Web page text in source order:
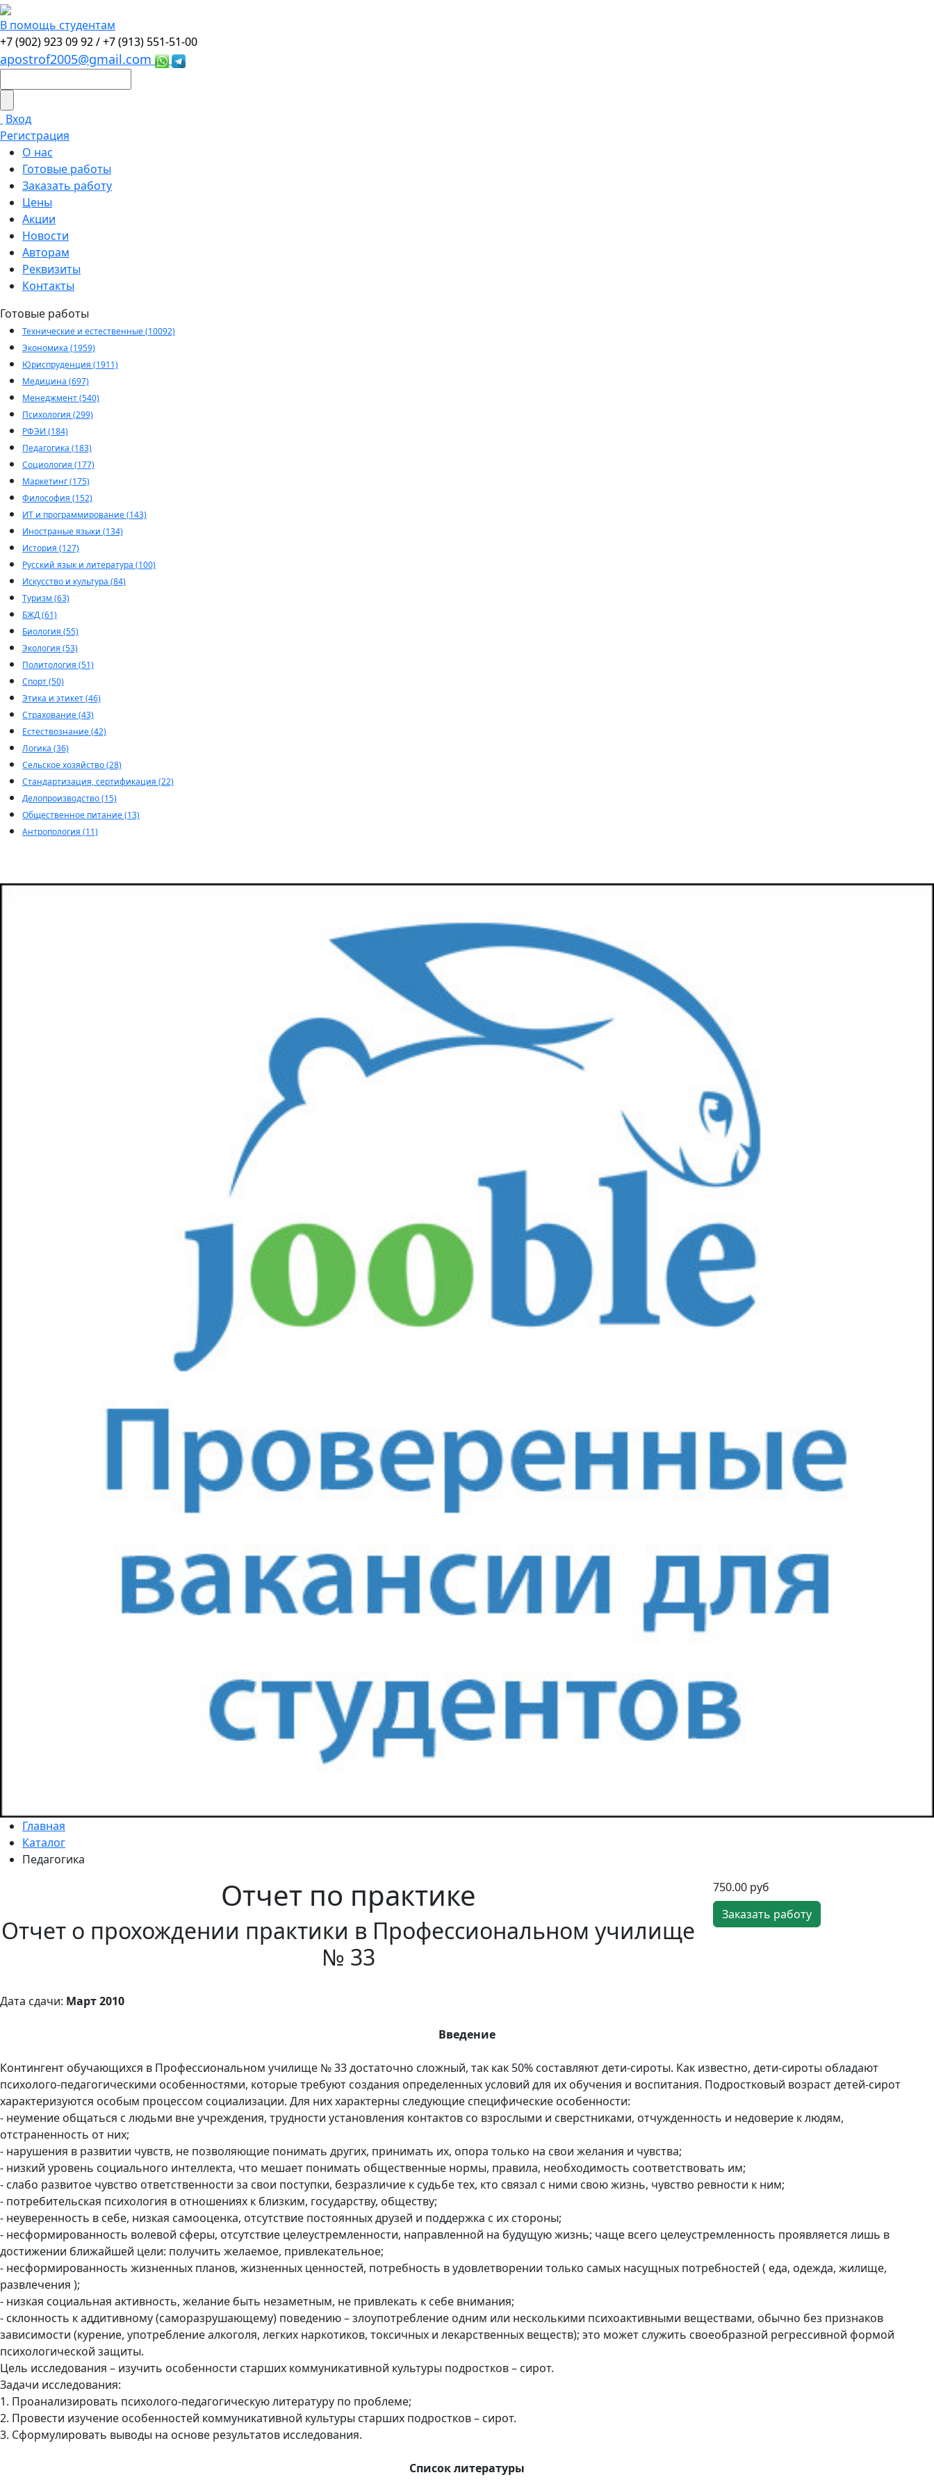
В помощь студентам
+7 (902) 923 09 92 /+7 (913) 551-51-00
apostrof2005@gmail.com
Вход
Регистрация
О нас
Готовые работы
Заказать работу
Цены
Акции
Новости
Авторам
Реквизиты
Контакты
Готовые работы
Технические и естественные (10092)
Экономика (1959)
Юриспруденция (1911)
Медицина (697)
Менеджмент (540)
Психология (299)
РФЭИ (184)
Педагогика (183)
Социология (177)
Маркетинг (175)
Философия (152)
ИТ и программирование (143)
Иностраные языки (134)
История (127)
Русский язык и литература (100)
Искусство и культура (84)
Туризм (63)
БЖД (61)
Биология (55)
Экология (53)
Политология (51)
Спорт (50)
Этика и этикет (46)
Страхование (43)
Естествознание (42)
Логика (36)
Сельское хозяйство (28)
Стандартизация, сертификация (22)
Делопроизводство (15)
Общественное питание (13)
Антропология (11)
Главная
Каталог
Педагогика
Отчет по практике
Отчет о прохождении практики в Профессиональном училище
№ 33
750.00 руб
Заказать работу
Дата сдачи: Март 2010
Введение
Контингент обучающихся в Профессиональном училище № 33 достаточно сложный, так как 50% составляют дети-сироты. Как известно, дети-сироты обладают
психолого-педагогическими особенностями, которые требуют создания определенных условий для их обучения и воспитания. Подростковый возраст детей-сирот
характеризуются особым процессом социализации. Для них характерны следующие специфические особенности:
- неумение общаться с людьми вне учреждения, трудности установления контактов со взрослыми и сверстниками, отчужденность и недоверие к людям,
отстраненность от них;
- нарушения в развитии чувств, не позволяющие понимать других, принимать их, опора только на свои желания и чувства;
- низкий уровень социального интеллекта, что мешает понимать общественные нормы, правила, необходимость соответствовать им;
- слабо развитое чувство ответственности за свои поступки, безразличие к судьбе тех, кто связал с ними свою жизнь, чувство ревности к ним;
- потребительская психология в отношениях к близким, государству, обществу;
- неуверенность в себе, низкая самооценка, отсутствие постоянных друзей и поддержка с их стороны;
- несформированность волевой сферы, отсутствие целеустремленности, направленной на будущую жизнь; чаще всего целеустремленность проявляется лишь в
достижении ближайшей цели: получить желаемое, привлекательное;
- несформированность жизненных планов, жизненных ценностей, потребность в удовлетворении только самых насущных потребностей ( еда, одежда, жилище,
развлечения );
- низкая социальная активность, желание быть незаметным, не привлекать к себе внимания;
- склонность к аддитивному (саморазрушающему) поведению – злоупотребление одним или несколькими психоактивными веществами, обычно без признаков
зависимости (курение, употребление алкоголя, легких наркотиков, токсичных и лекарственных веществ); это может служить своеобразной регрессивной формой
психологической защиты.
Цель исследования – изучить особенности старших коммуникативной культуры подростков – сирот.
Задачи исследования:
1. Проанализировать психолого-педагогическую литературу по проблеме;
2. Провести изучение особенностей коммуникативной культуры старших подростков – сирот.
3. Сформулировать выводы на основе результатов исследования.
Список литературы